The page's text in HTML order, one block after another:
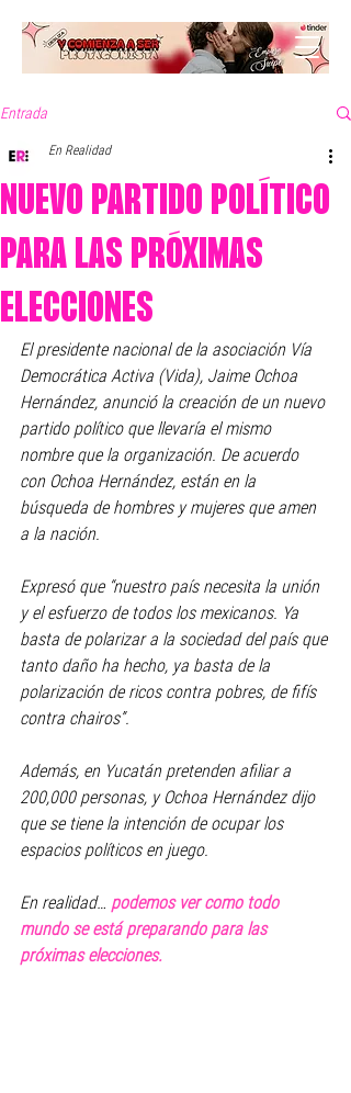
Entrada
NUEVO PARTIDO POLÍTICO
PARA LAS PRÓXIMAS
ELECCIONES
En Realidad
El presidente nacional de la asociación Vía
Democrática Activa (Vida), Jaime Ochoa
Hernández, anunció la creación de un nuevo
partido político que llevaría el mismo
nombre que la organización. De acuerdo
con Ochoa Hernández, están en la
búsqueda de hombres y mujeres que amen
a la nación.
Expresó que “nuestro país necesita la unión
y el esfuerzo de todos los mexicanos. Ya
basta de polarizar a la sociedad del país que
tanto daño ha hecho, ya basta de la
polarización de ricos contra pobres, de fifís
contra chairos”.
Además, en Yucatán pretenden afiliar a
200,000 personas, y Ochoa Hernández dijo
que se tiene la intención de ocupar los
espacios políticos en juego.
En realidad… podemos ver como todo
mundo se está preparando para las
próximas elecciones.